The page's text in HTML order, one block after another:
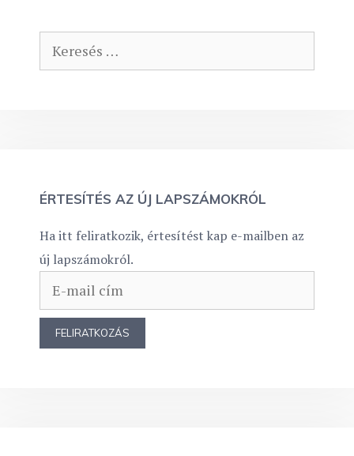
Keresés:
ÉRTESÍTÉS AZ ÚJ LAPSZÁMOKRÓL
Ha itt feliratkozik, értesítést kap e-mailben az
új lapszámokról.